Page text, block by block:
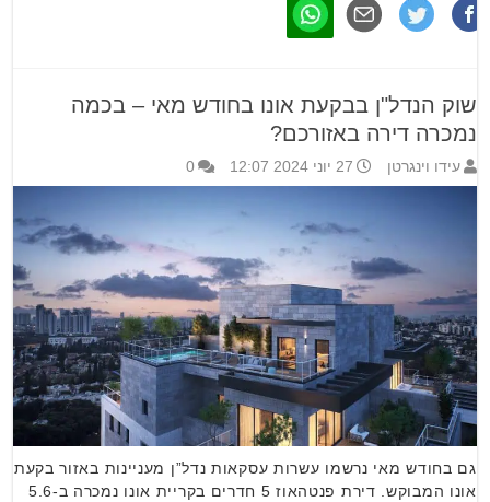
שוק הנדל"ן בבקעת אונו בחודש מאי – בכמה
נמכרה דירה באזורכם?
עידו וינגרטן 27 יוני 2024 12:07 0
גם בחודש מאי נרשמו עשרות עסקאות נדל”ן מעניינות באזור בקעת
אונו המבוקש. דירת פנטהאוז 5 חדרים בקריית אונו נמכרה ב-5.6